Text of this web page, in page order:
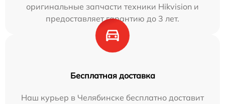
оригинальные запчасти техники Hikvision и
предоставляет гарантию до 3 лет.
Бесплатная доставка
Наш курьер в Челябинске бесплатно доставит